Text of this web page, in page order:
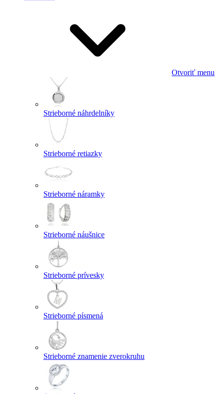
Otvoriť menu
Strieborné náhrdelníky
Strieborné retiazky
Strieborné náramky
Strieborné náušnice
Strieborné prívesky
Strieborné písmená
Strieborné znamenie zverokruhu